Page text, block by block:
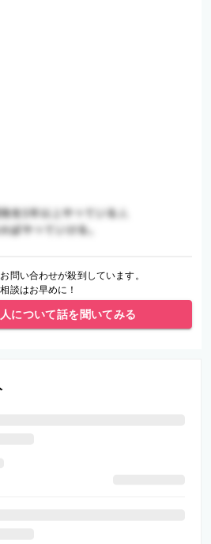
問い合わせが殺到しています。
談はお早めに！
について話を聞いてみる